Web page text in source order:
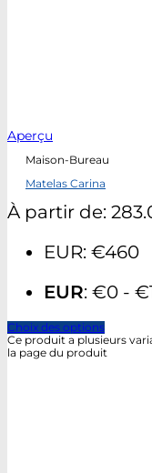
Aperçu
Maison-Bureau
Matelas Carina
À partir de:
EUR: €460
EUR: €0 -
Choix des options
Ce produit a plusieurs
la page du produit